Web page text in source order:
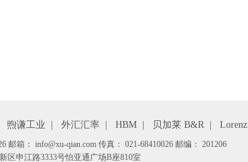
煦谦工业 外汇汇率 HBM 贝加莱 B&R Lorenz
邮箱： info@xu-qian.com 传真： 021-68410026 邮编： 201206
区申江路3333号怡亚通广场B座810室